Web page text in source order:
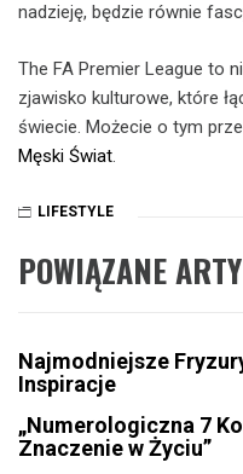
nadzieję, będzie równie
The FA Premier League to
zjawisko kulturowe, które
świecie. Możecie o tym
Męski Świat
LIFESTYLE
POWIĄZANE
Najmodniejsze
Inspiracje
„Numerologiczna 7
Znaczenie w Życiu”